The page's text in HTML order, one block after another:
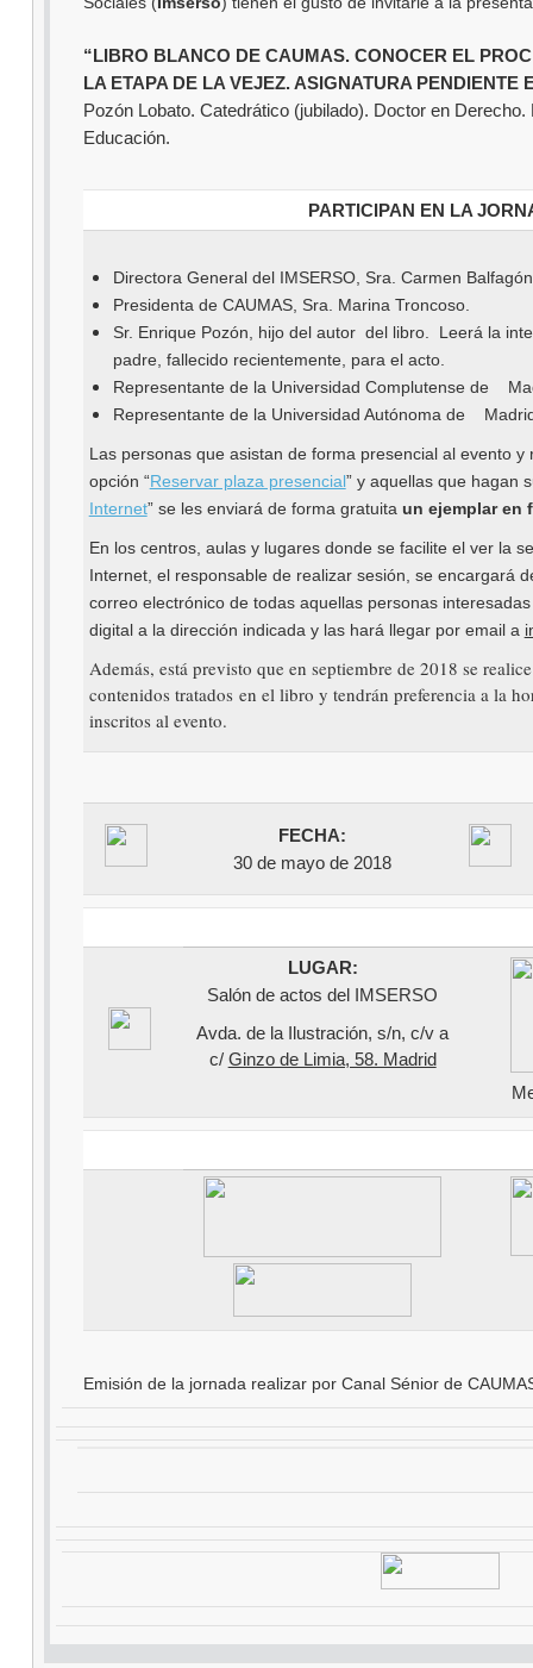
“LIBRO BLANCO DE CAUMAS. CONOCER EL
LA ETAPA DE LA VEJEZ. ASIGNATURA PENDIENTE
Pozón Lobato. Catedrático (jubilado). Doctor en
Educación.
PARTICIPAN EN LA
Directora General del IMSERSO, Sra. Carmen
Presidenta de CAUMAS, Sra. Marina Troncoso.
Sr. Enrique Pozón, hijo del autor del libro. Leerá la
padre, fallecido recientemente, para el acto.
Representante de la Universidad Complutense de
Representante de la Universidad Autónoma de
Las personas que asistan de forma presencial al evento
opción “Reservar plaza presencial” y aquellas que hagan
Internet” se les enviará de forma gratuita un ejemplar en
En los centros, aulas y lugares donde se facilite el ver la
Internet, el responsable de realizar sesión, se encargará
correo electrónico de todas aquellas personas
digital a la dirección indicada y las hará llegar por email a
Además, está previsto que en septiembre de 2018 se
contenidos tratados en el libro y tendrán preferencia a la
inscritos al evento.
FECHA:
30 de mayo de 2018
LUGAR:
Salón de actos del IMSERSO
Avda. de la Ilustración, s/n, c/v a
c/ Ginzo de Limia, 58. Madrid
Emisión de la jornada realizar por Canal Sénior de